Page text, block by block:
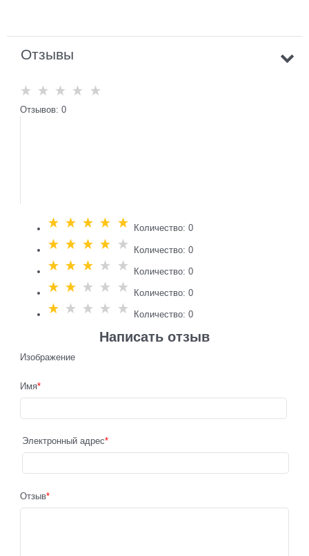
Отзывы
Отзывов: 0
Количество: 0
Количество: 0
Количество: 0
Количество: 0
Количество: 0
Написать отзыв
Изображение
Имя
Электронный адрес
Отзыв